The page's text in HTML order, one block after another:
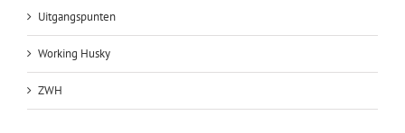
Uitgangspunten
Working Husky
ZWH